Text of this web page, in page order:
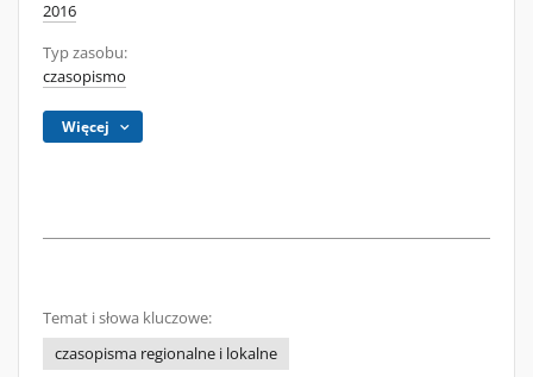
2016
Typ zasobu:
czasopismo
Więcej
Temat i słowa kluczowe:
czasopisma regionalne i lokalne